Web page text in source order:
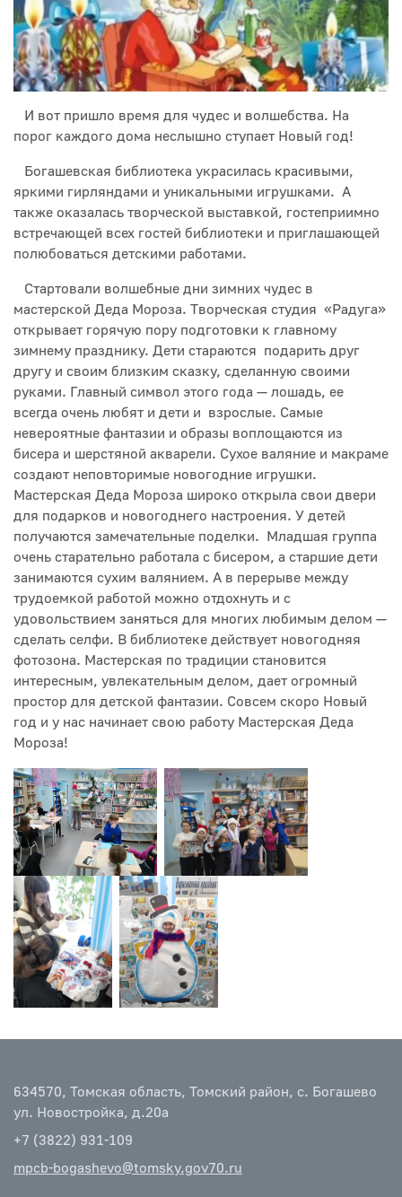
И вот пришло время для чудес и волшебства. На
порог каждого дома неслышно ступает Новый год!
Богашевская библиотека украсилась красивыми,
яркими гирляндами и уникальными игрушками. А
также оказалась творческой выставкой, гостеприимно
встречающей всех гостей библиотеки и приглашающей
полюбоваться детскими работами.
Стартовали волшебные дни зимних чудес в
мастерской Деда Мороза. Творческая студия «Радуга»
открывает горячую пору подготовки к главному
зимнему празднику. Дети стараются подарить друг
другу и своим близким сказку, сделанную своими
руками. Главный символ этого года — лошадь, ее
всегда очень любят и дети и взрослые. Самые
невероятные фантазии и образы воплощаются из
бисера и шерстяной акварели. Сухое валяние и макраме
создают неповторимые новогодние игрушки.
Мастерская Деда Мороза широко открыла свои двери
для подарков и новогоднего настроения. У детей
получаются замечательные поделки. Младшая группа
очень старательно работала с бисером, а старшие дети
занимаются сухим валянием. А в перерыве между
трудоемкой работой можно отдохнуть и с
удовольствием заняться для многих любимым делом —
сделать селфи. В библиотеке действует новогодняя
фотозона. Мастерская по традиции становится
интересным, увлекательным делом, дает огромный
простор для детской фантазии. Совсем скоро Новый
год и у нас начинает свою работу Мастерская Деда
Мороза!
634570, Томская область, Томский район, с. Богашево
ул. Новостройка, д.20а
+7 (3822) 931-109
mpcb-bogashevo@tomsky.gov70.ru